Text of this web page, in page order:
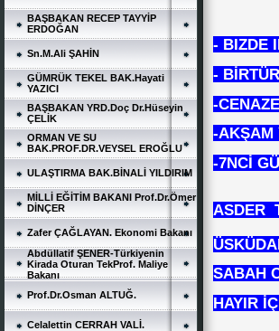
BAŞBAKAN RECEP TAYYİP
ERDOĞAN
Sn.M.Ali ŞAHİN
GÜMRÜK TEKEL BAK.Hayati
YAZICI
BAŞBAKAN YRD.Doç Dr.Hüseyin
ÇELİK
ORMAN VE SU
BAK.PROF.DR.VEYSEL EROĞLU
ULAŞTIRMA BAK.BİNALİ YILDIRIM
MİLLİ EĞİTİM BAKANI Prof.Dr.Ömer
DİNÇER
Zafer ÇAĞLAYAN. Ekonomi Bakanı
Abdüllatif ŞENER-Türkiyenin
Kirada Oturan TekProf. Maliye
Bakanı
Prof.Dr.Osman ALTUĞ.
Celalettin CERRAH VALİ.
- BIZDE
-
-
-AKŞAM
-7NCİ
ASDER
SABAH
HAYIR